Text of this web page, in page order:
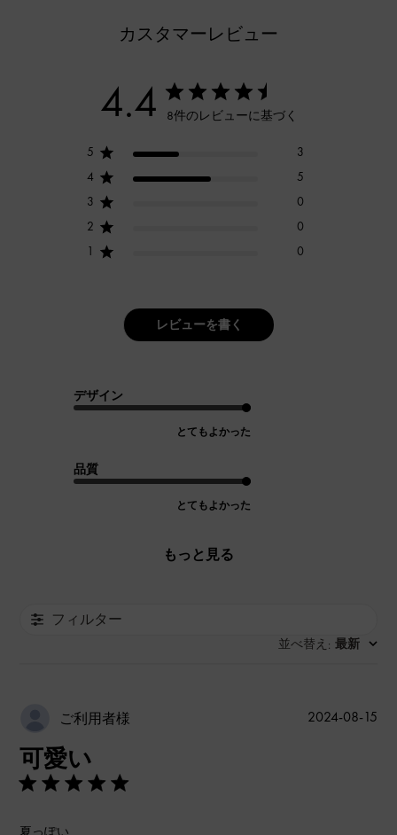
カスタマーレビュー
4.4 8件のレビューに基づく
5
3
4
5
3
0
2
0
1
0
レビューを書く
デザイン
とてもよかった
品質
とてもよかった
もっと見る
フィルター
並べ替え : 最新
ご利用者様
可愛い
夏っぽい
公
2024-08-15